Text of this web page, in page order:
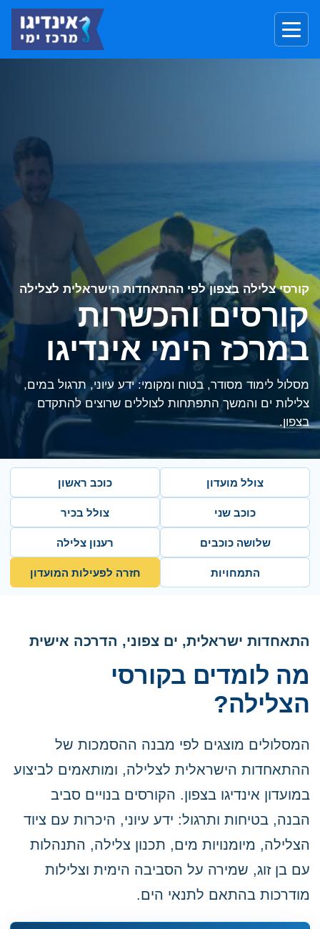
קורסי צלילה בצפון לפי ההתאחדות הישראלית לצלילה
קורסים והכשרות
במרכז הימי אינדיגו
מסלול לימוד מסודר, בטוח ומקומי: ידע עיוני, תרגול במים,
צלילות ים והמשך התפתחות לצוללים שרוצים להתקדם
בצפון.
צולל מועדון כוכב ראשון
כוכב שני צולל בכיר
שלושה כוכבים רענון צלילה
התמחויות חזרה לפעילות המועדון
התאחדות ישראלית, ים צפוני, הדרכה אישית
מה לומדים בקורסי
הצלילה?
המסלולים מוצגים לפי מבנה ההסמכות של
ההתאחדות הישראלית לצלילה, ומותאמים לביצוע
במועדון אינדיגו בצפון. הקורסים בנויים סביב
הבנה, בטיחות ותרגול: ידע עיוני, היכרות עם ציוד
הצלילה, מיומנויות מים, תכנון צלילה, התנהלות
עם בן זוג, שמירה על הסביבה הימית וצלילות
מודרכות בהתאם לתנאי הים.